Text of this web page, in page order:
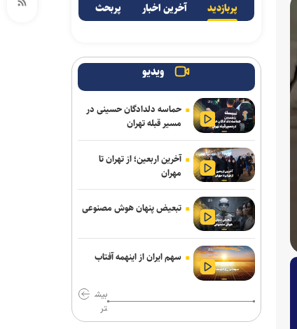
پربازدید آخرین اخبار پربحث
ویدیو
حماسه دلدادگان حسینی در
مسیر قبله تهران
آخرین اربعین؛ از تهران تا
مهران
تبعیض پنهان هوش مصنوعی
سهم ایران از اینهمه آفتاب
بیش
تر